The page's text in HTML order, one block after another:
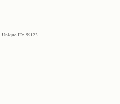
Unique ID: 59123